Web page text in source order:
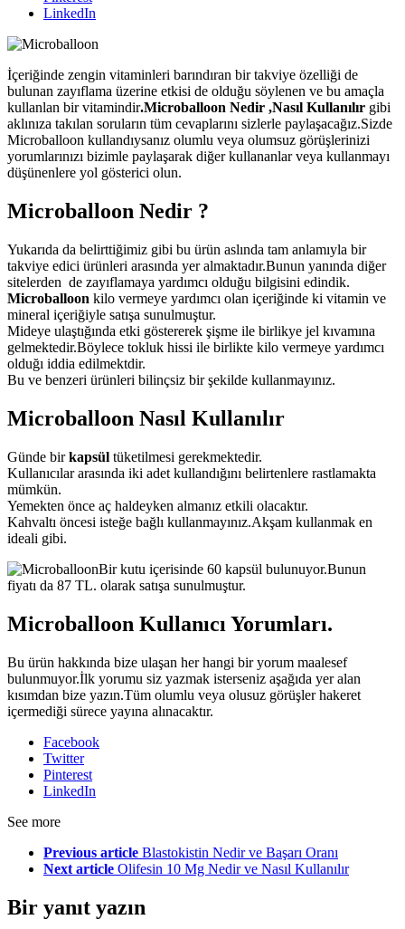
LinkedIn
İçeriğinde zengin vitaminleri barındıran bir takviye özelliği de
bulunan zayıflama üzerine etkisi de olduğu söylenen ve bu amaçla
kullanlan bir vitamindir.Microballoon Nedir ,Nasıl Kullanılır gibi
aklınıza takılan soruların tüm cevaplarını sizlerle paylaşacağız.Sizde
Microballoon kullandıysanız olumlu veya olumsuz görüşlerinizi
yorumlarınızı bizimle paylaşarak diğer kullananlar veya kullanmayı
düşünenlere yol gösterici olun.
Microballoon Nedir ?
Yukarıda da belirttiğimiz gibi bu ürün aslında tam anlamıyla bir
takviye edici ürünleri arasında yer almaktadır.Bunun yanında diğer
sitelerden de zayıflamaya yardımcı olduğu bilgisini edindik.
Microballoon kilo vermeye yardımcı olan içeriğinde ki vitamin ve
mineral içeriğiyle satışa sunulmuştur.
Mideye ulaştığında etki göstererek şişme ile birlikye jel kıvamına
gelmektedir.Böylece tokluk hissi ile birlikte kilo vermeye yardımcı
olduğı iddia edilmektdir.
Bu ve benzeri ürünleri bilinçsiz bir şekilde kullanmayınız.
Microballoon Nasıl Kullanılır
Günde birkapsül tüketilmesi gerekmektedir.
Kullanıcılar arasında iki adet kullandığını belirtenlere rastlamakta
mümkün.
Yemekten önce aç haldeyken almanız etkili olacaktır.
Kahvaltı öncesi isteğe bağlı kullanmayınız.Akşam kullanmak en
ideali gibi.
Bir kutu içerisinde 60 kapsül bulunuyor.Bunun
fiyatı da 87 TL. olarak satışa sunulmuştur.
Microballoon Kullanıcı Yorumları.
Bu ürün hakkında bize ulaşan her hangi bir yorum maalesef
bulunmuyor.İlk yorumu siz yazmak isterseniz aşağıda yer alan
kısımdan bize yazın.Tüm olumlu veya olusuz görüşler hakeret
içermediği sürece yayına alınacaktır.
Facebook
Twitter
Pinterest
LinkedIn
See more
Previous article Blastokistin Nedir ve Başarı Oranı
Next article Olifesin 10 Mg Nedir ve Nasıl Kullanılır
Bir yanıt yazın